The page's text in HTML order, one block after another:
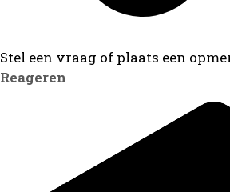
Stel een vraag of plaats een
Reageren